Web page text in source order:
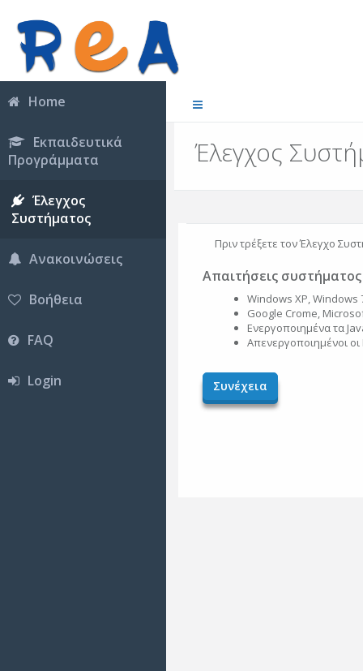
Home
Εκπαιδευτικά
Προγράμματα
Έλεγχος
Συστήματος
Ανακοινώσεις
Βοήθεια
FAQ
Login
Έλεγχος
Πριν τρέξετε τον Έλεγχο
Απαιτήσεις συστήματος
Windows XP, Windows
Google Crome,
Ενεργοποιημένα τα
Απενεργοποιημένοι
Συνέχεια